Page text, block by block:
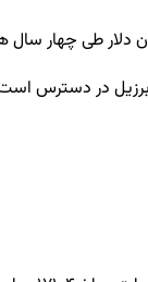
دولت این اقدام ۵۰٫۸
برزیل در دسترس